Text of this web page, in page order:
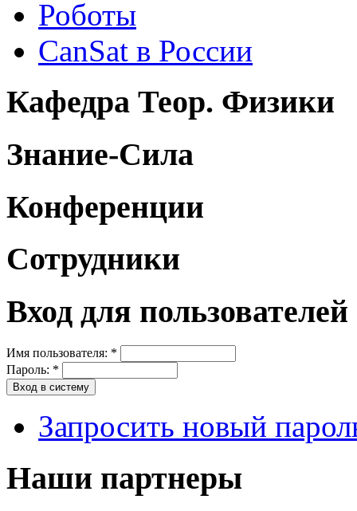
Роботы
CanSat в России
Кафедра Теор. Физики
Знание-Сила
Конференции
Сотрудники
Вход для пользователей
Имя пользователя: *
Пароль: *
Запросить новый
Наши партнеры